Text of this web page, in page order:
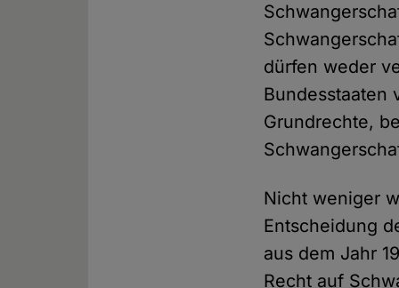
dürfen weder
Bundesstaaten
Grundrechte,
Nicht weniger
Entscheidung
aus dem Jahr
Recht auf